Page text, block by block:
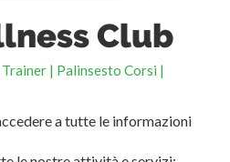
Club
| Palinsesto Corsi |
a tutte le informazioni